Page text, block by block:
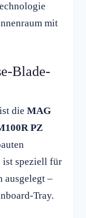
mit
Blade-
die MAG
PZ
ist speziell für
ausgelegt –
Tray.